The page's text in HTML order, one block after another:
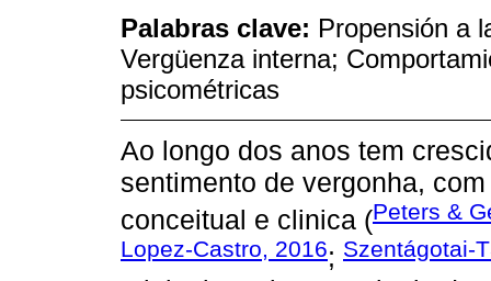
Palabras clave: Propensión a
Vergüenza interna;
psicométricas
Ao longo dos anos tem
sentimento de vergonha,
conceitual e clinica (Peters &
Lopez-Castro, 2016; Szentágotai-